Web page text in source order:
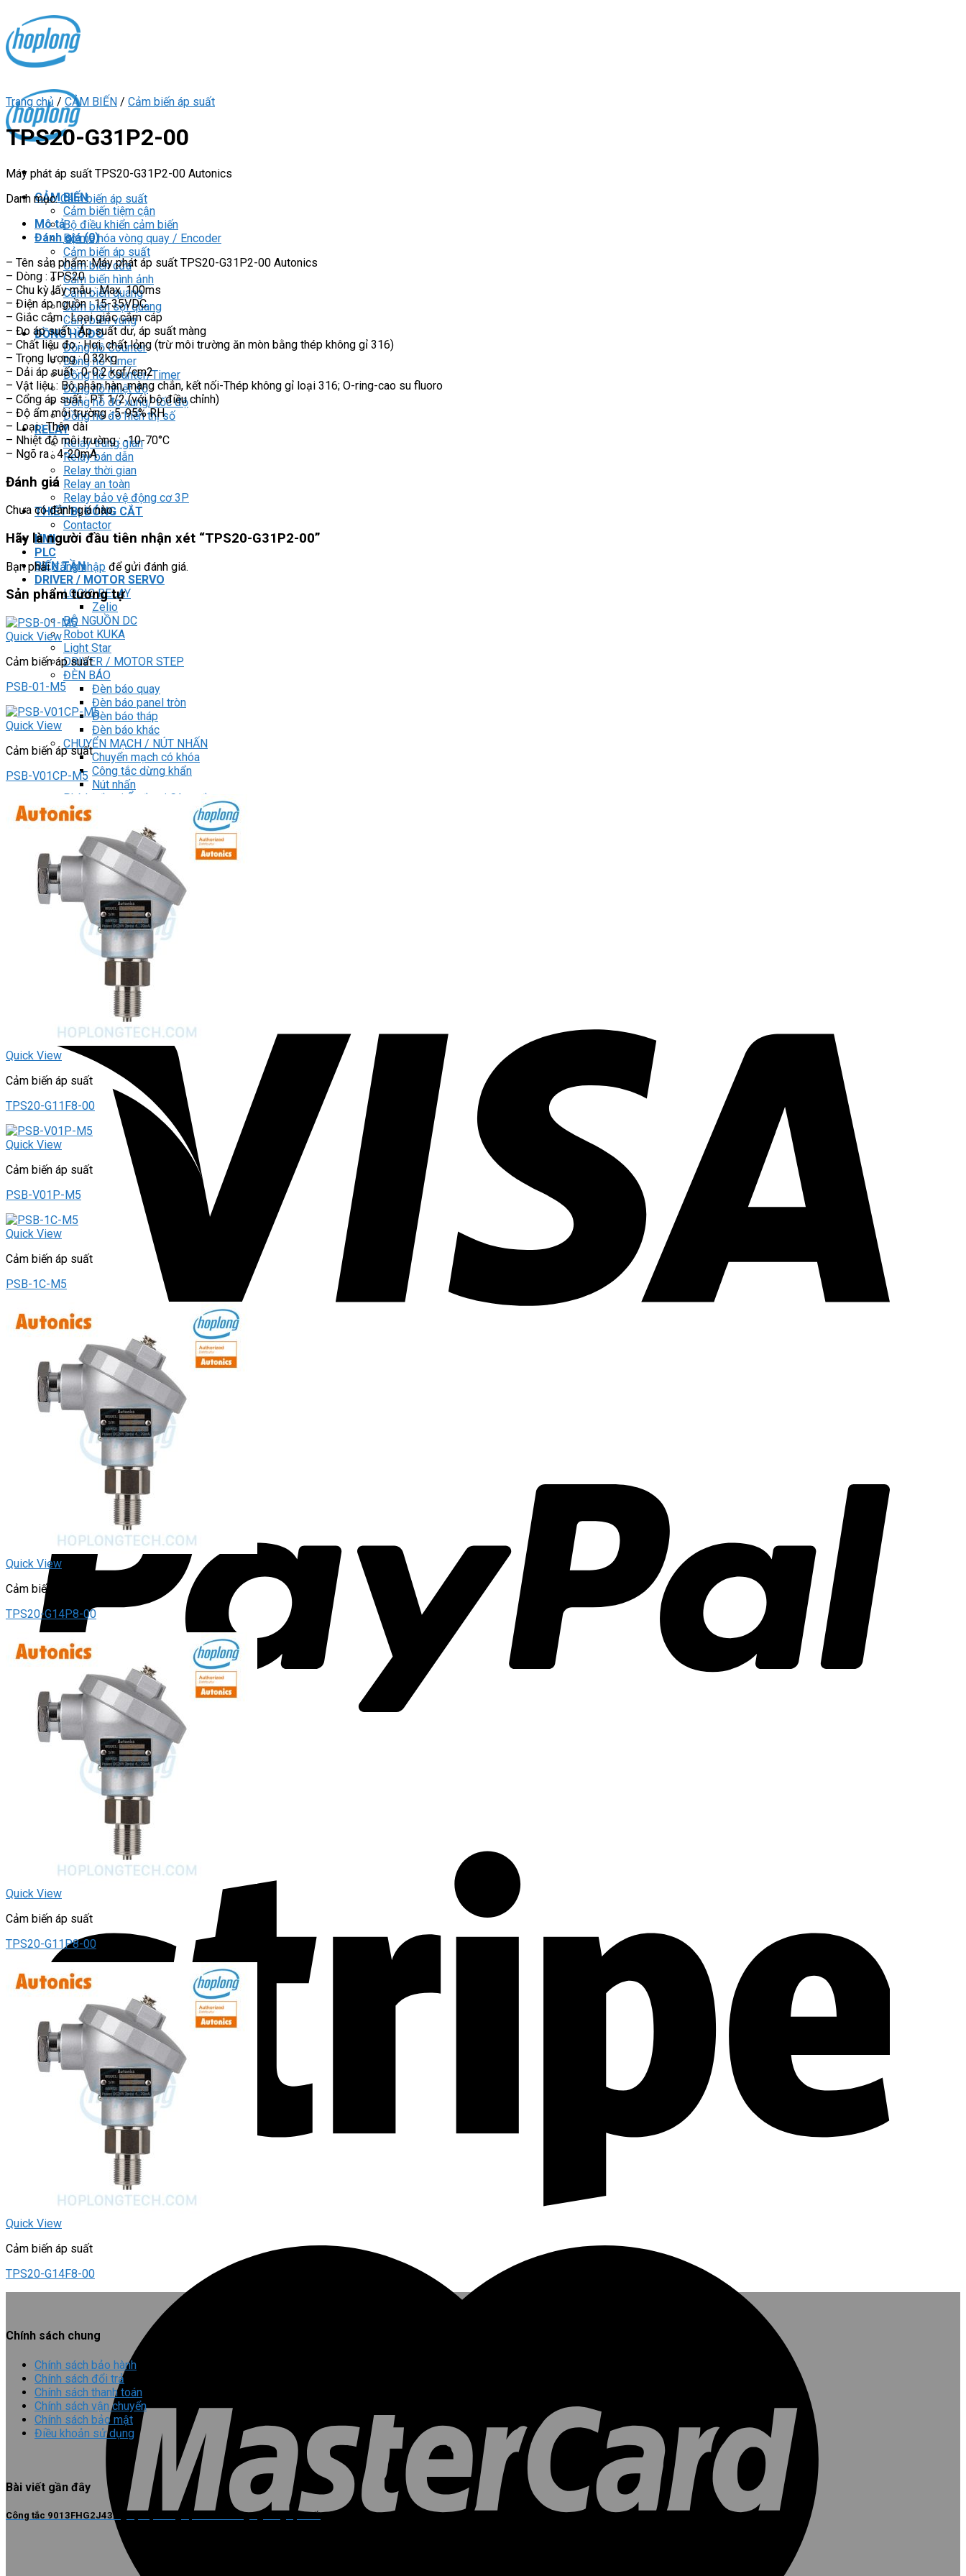
content
CẢM BIẾN
Cảm biến tiệm cận
Bộ điều khiển cảm biến
Bộ mã hóa vòng quay / Encoder
Cảm biến áp suất
Cảm biến cửa
Cảm biến hình ảnh
Cảm biến quang
Cảm biến sợi quang
Cảm biến vùng
ĐỒNG HỒ ĐO
Đồng hồ Counter
Đồng hồ Timer
Đồng hồ Counter/Timer
Đồng hồ nhiệt độ
Đồng hồ đo xung/ tốc độ
Đồng hồ đo hiển thị số
RELAY
Relay trung gian
Relay bán dẫn
Relay thời gian
Relay an toàn
Relay bảo vệ động cơ 3P
THIẾT BỊ ĐÓNG CẮT
Contactor
HMI
PLC
BIẾN TẦN
DRIVER / MOTOR SERVO
LOGIC RELAY
Zelio
BỘ NGUỒN DC
Robot KUKA
Light Star
DRIVER / MOTOR STEP
ĐÈN BÁO
Đèn báo quay
Đèn báo panel tròn
Đèn báo tháp
Đèn báo khác
CHUYỂN MẠCH / NÚT NHẤN
Chuyển mạch có khóa
Công tắc dừng khẩn
Nút nhấn
Phích cắm / Ổ cắm / Công tắc
Can nhiệt
kiếm:
0
Giỏ hàng
Chưa có sản phẩm trong giỏ hàng.
Trang chủ / CẢM BIẾN / Cảm biến áp suất
TPS20-G31P2-00
Máy phát áp suất TPS20-G31P2-00 Autonics
Danh mục:Cảm biến áp suất
Mô tả
Đánh giá (0)
– Tên sản phẩm: Máy phát áp suất TPS20-G31P2-00 Autonics
– Dòng : TPS20
– Chu kỳ lấy mẫu : Max. 100ms
– Điện áp nguồn : 15-35VDC
– Giắc cắm : Loại giắc cắm cáp
– Đo áp suất : Áp suất dư, áp suất màng
– Chất liệu đo : Hơi, chất lỏng (trừ môi trường ăn mòn bằng thép không gỉ 316)
– Trọng lượng : 0.32kg
– Dải áp suất : 0-0.2 kgf/cm2
– Vật liệu : Bộ phận hàn, màng chắn, kết nối-Thép không gỉ loại 316; O-ring-cao su fluoro
– Cổng áp suất : PT 1/2 (với bộ điều chỉnh)
– Độ ẩm môi trường : 5-95% RH
– Loại : Thân dài
– Nhiệt độ môi trường : -10-70°C
– Ngõ ra : 4-20mA
Đánh giá
Chưa có đánh giá nào.
Hãy là người đầu tiên nhận xét “TPS20-G31P2-00”
Bạn phảiđăng nhập để gửi đánh giá.
Sản phẩm tương tự
Quick View
Cảm biến áp suất
PSB-01-M5
Quick View
Cảm biến áp suất
PSB-V01CP-M5
Quick View
Cảm biến áp suất
TPS20-G11F8-00
Quick View
Cảm biến áp suất
PSB-V01P-M5
Quick View
Cảm biến áp suất
PSB-1C-M5
Quick View
Cảm biến áp suất
TPS20-G14P8-00
Quick View
Cảm biến áp suất
TPS20-G11P8-00
Quick View
Cảm biến áp suất
TPS20-G14F8-00
Chính sách chung
Chính sách bảo hành
Chính sách đổi trả
Chính sách thanh toán
Chính sách vận chuyển
Chính sách bảo mật
Điều khoản sử dụng
Bài viết gần đây
Công tắc 9013FHG2J43X giúp hệ thống vận hành đúng ngưỡng áp suất